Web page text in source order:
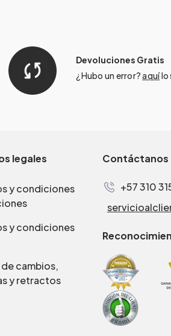
Devoluciones Gratis
¿Hubo un error?aquílo
legales
y condiciones
y condiciones
cambios,
y retractos
Contáctanos
+57 310